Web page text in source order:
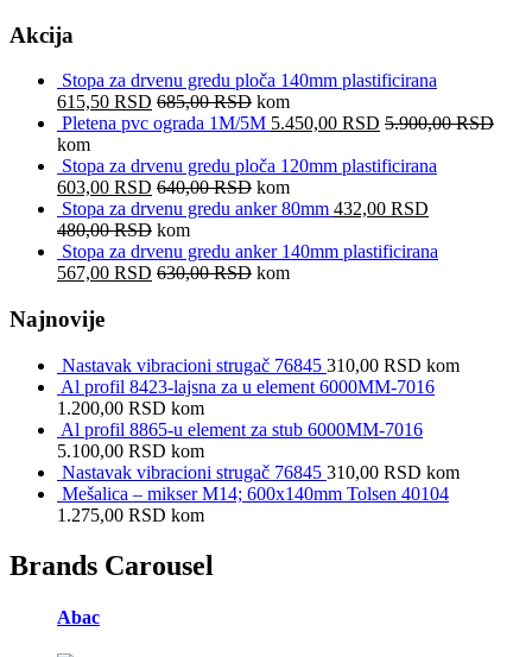
Akcija
Stopa za drvenu gredu ploča 140mm plastificirana
615,50 RSD 685,00RSD kom
Pletena pvc ograda 1M/5M 5.450,00 RSD 5.900,00RSD
kom
Stopa za drvenu gredu ploča 120mm plastificirana
603,00 RSD 640,00RSD kom
Stopa za drvenu gredu anker 80mm 432,00 RSD
480,00RSD kom
Stopa za drvenu gredu anker 140mm plastificirana
567,00 RSD 630,00RSD kom
Najnovije
Nastavak vibracioni strugač 76845 310,00 RSD kom
Al profil 8423-lajsna za u element 6000MM-7016
1.200,00 RSD kom
Al profil 8865-u element za stub 6000MM-7016
5.100,00 RSD kom
Nastavak vibracioni strugač 76845 310,00 RSD kom
Mešalica – mikser M14; 600x140mm Tolsen 40104
1.275,00 RSD kom
Brands Carousel
Abac